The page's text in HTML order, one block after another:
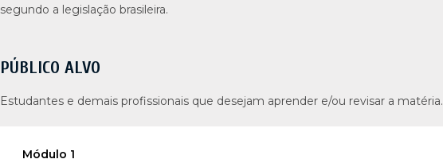
segundo a legislação brasileira.
PÚBLICO ALVO
Estudantes e demais profissionais que desejam aprender e/ou revisar a matéria.
Módulo 1